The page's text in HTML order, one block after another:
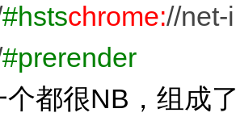
#hstschrome://net-
#prerender
个都很NB，组成